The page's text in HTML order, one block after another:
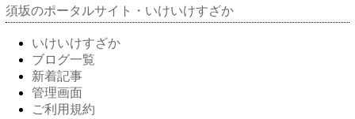
須坂のポータルサイト・いけいけすざか
いけいけすざか
ブログ一覧
新着記事
管理画面
ご利用規約